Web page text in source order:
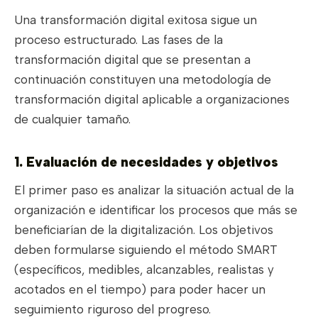
Una transformación digital exitosa sigue un
proceso estructurado. Las fases de la
transformación digital que se presentan a
continuación constituyen una metodología de
transformación digital aplicable a organizaciones
de cualquier tamaño.
1. Evaluación de necesidades y objetivos
El primer paso es analizar la situación actual de la
organización e identificar los procesos que más se
beneficiarían de la digitalización. Los objetivos
deben formularse siguiendo el método SMART
(específicos, medibles, alcanzables, realistas y
acotados en el tiempo) para poder hacer un
seguimiento riguroso del progreso.